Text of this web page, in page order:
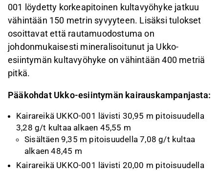
001 löydetty korkeapitoinen kultavyöhyke jatkuu
vähintään 150 metrin syvyyteen. Lisäksi tulokset
osoittavat että rautamuodostuma on
johdonmukaisesti mineralisoitunut ja Ukko-
esiintymän kultavyöhyke on vähintään 400 metriä
pitkä.
Pääkohdat Ukko-esiintymän kairauskampanjasta:
Kairareikä UKKO-001 lävisti 30,95 m pitoisuudella
3,28 g/t kultaa alkaen 45,55 m
Sisältäen 9,35 m pitoisuudella 7,08 g/t kultaa
alkaen 48,45 m
Kairareikä UKKO-001 lävisti 20,00 m pitoisuudella